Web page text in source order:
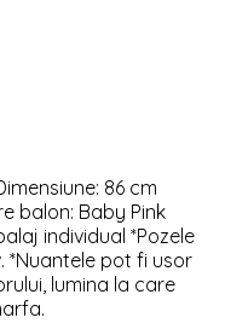
86 cm
balon: Baby Pink
individual *Pozele
pot fi usor
lumina la care